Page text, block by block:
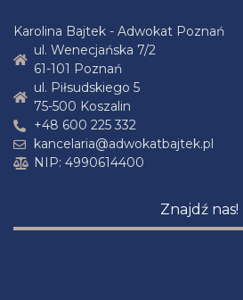
Karolina Bajtek - Adwokat Poznań
ul. Wenecjańska 7/2
61-101 Poznań
ul. Piłsudskiego 5
75-500 Koszalin
+48 600 225 332
kancelaria@adwokatbajtek.pl
NIP: 4990614400
Znajdź nas!